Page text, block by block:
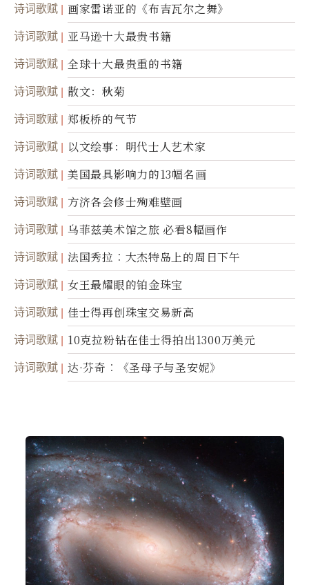
诗词歌赋 画家雷诺亚的《布吉瓦尔之舞》
诗词歌赋 亚马逊十大最贵书籍
诗词歌赋 全球十大最贵重的书籍
诗词歌赋 散文：秋菊
诗词歌赋 郑板桥的气节
诗词歌赋 以文绘事：明代士人艺术家
诗词歌赋 美国最具影响力的13幅名画
诗词歌赋 方济各会修士殉难壁画
诗词歌赋 乌菲兹美术馆之旅 必看8幅画作
诗词歌赋 法国秀拉︰大杰特岛上的周日下午
诗词歌赋 女王最耀眼的铂金珠宝
诗词歌赋 佳士得再创珠宝交易新高
诗词歌赋 10克拉粉钻在佳士得拍出1300万美元
诗词歌赋 达·芬奇︰《圣母子与圣安妮》